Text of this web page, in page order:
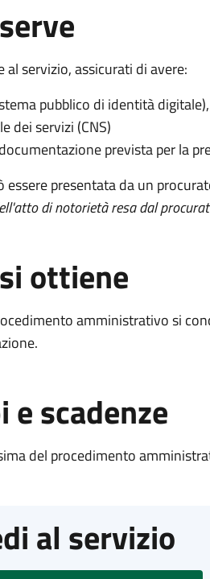
al servizio, assicurati di avere:
pubblico di identità
dei servizi (CNS)
prevista per la
essere presentata da un
di notorietà resa dal
ottiene
amministrativo si
e scadenze
del procedimento
al servizio